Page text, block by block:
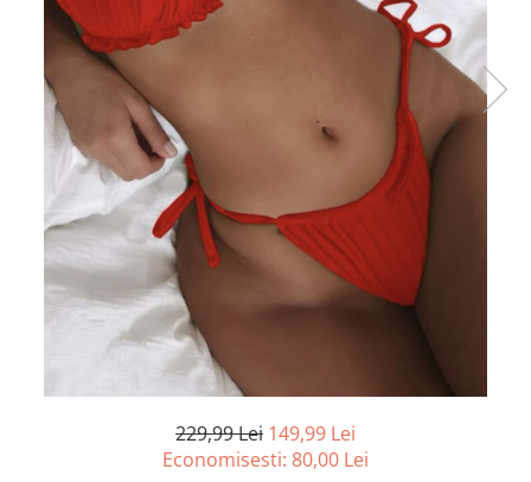
229,99 Lei 149,99 Lei
Economisesti: 80,00 Lei